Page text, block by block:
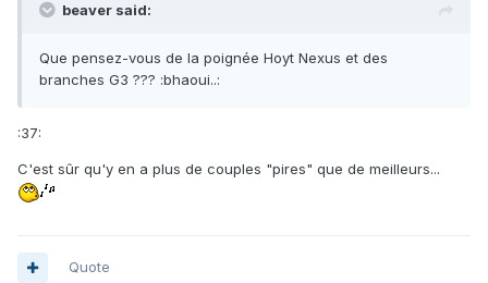
beaver said:
Que pensez-vous de la poignée Hoyt Nexus et des
branches G3 ??? :bhaoui..:
:37:
C'est sûr qu'y en a plus de couples "pires" que de meilleurs...
Quote